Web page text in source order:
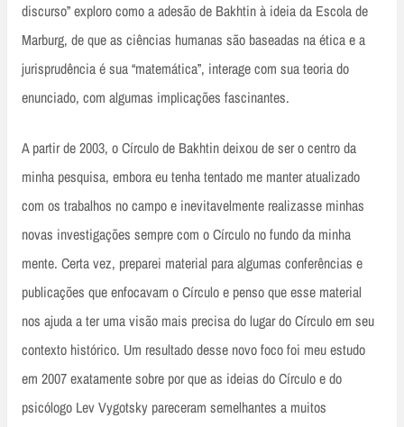
discurso” exploro como a adesão de Bakhtin à ideia da Escola de
Marburg, de que as ciências humanas são baseadas na ética e a
jurisprudência é sua “matemática”, interage com sua teoria do
enunciado, com algumas implicações fascinantes.
A partir de 2003, o Círculo de Bakhtin deixou de ser o centro da
minha pesquisa, embora eu tenha tentado me manter atualizado
com os trabalhos no campo e inevitavelmente realizasse minhas
novas investigações sempre com o Círculo no fundo da minha
mente. Certa vez, preparei material para algumas conferências e
publicações que enfocavam o Círculo e penso que esse material
nos ajuda a ter uma visão mais precisa do lugar do Círculo em seu
contexto histórico. Um resultado desse novo foco foi meu estudo
em 2007 exatamente sobre por que as ideias do Círculo e do
psicólogo Lev Vygotsky pareceram semelhantes a muitos